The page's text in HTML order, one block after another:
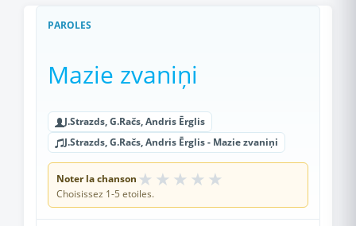
PAROLES
Mazie zvaniņi
J.Strazds, G.Račs, Andris Ērglis
J.Strazds, G.Račs, Andris Ērglis - Mazie zvaniņi
Noter la chanson ★ ★ ★ ★ ★
Choisissez 1-5 etoiles.